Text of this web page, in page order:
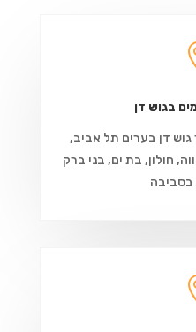
בגוש דן
גוש דן בערים תל אביב,
חולון, בת ים, בני ברק
בסביבה